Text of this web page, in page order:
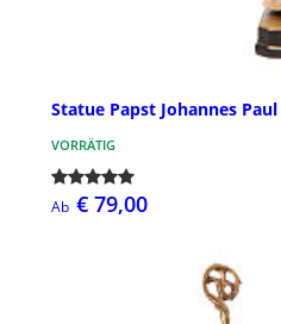
Statue Papst Johannes
VORRÄTIG
Ab € 79,00